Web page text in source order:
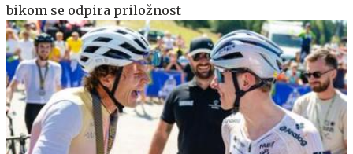
bikom se odpira priložnost